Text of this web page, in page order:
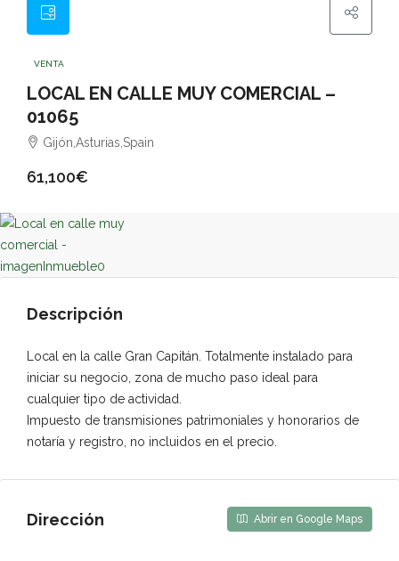
VENTA
LOCAL EN CALLE MUY COMERCIAL –
01065
Gijón,Asturias,Spain
61,100€
Descripción
Local en la calle Gran Capitán. Totalmente instalado para
iniciar su negocio, zona de mucho paso ideal para
cualquier tipo de actividad.
Impuesto de transmisiones patrimoniales y honorarios de
notaría y registro, no incluidos en el precio.
Dirección Abrir en Google Maps